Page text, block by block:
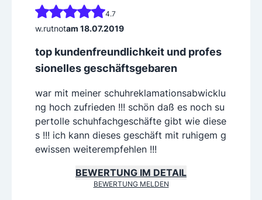
4.7
w.rutnotam 18.07.2019
top kundenfreundlichkeit und profes
sionelles geschäftsgebaren
war mit meiner schuhreklamationsabwicklu
ng hoch zufrieden !!! schön daß es noch su
pertolle schuhfachgeschäfte gibt wie diese
s !!! ich kann dieses geschäft mit ruhigem g
ewissen weiterempfehlen !!!
BEWERTUNG IM DETAIL
BEWERTUNG MELDEN